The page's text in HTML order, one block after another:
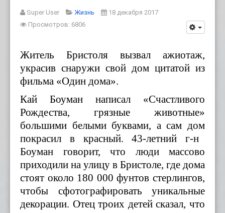
Super User Жизнь
18 декабря 2017
Просмотров: 6806
Житель Бристоля вызвал ажиотаж,
украсив снаружи свой дом цитатой из
фильма «Один дома».
Кай Боуман написал «Счастливого
Рождества, грязные животные»
большими белыми буквами, а сам дом
покрасил в красный. 43-летний г-н
Боуман говорит, что люди массово
приходили на улицу в Бристоле, где дома
стоят около 180 000 фунтов стерлингов,
чтобы сфотографировать уникальные
декорации. Отецтроих детейсказал, что